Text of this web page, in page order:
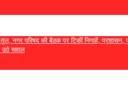
नगर परिषद की बैठक पर टिकीं निगाहें; प्रशासन,
उठे सवाल